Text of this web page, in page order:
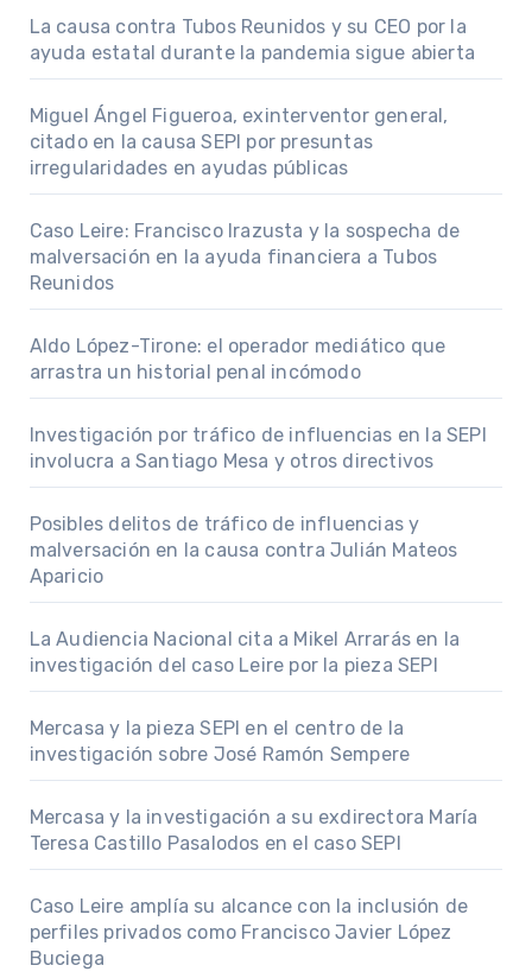
La causa contra Tubos Reunidos y su CEO por la
ayuda estatal durante la pandemia sigue abierta
Miguel Ángel Figueroa, exinterventor general,
citado en la causa SEPI por presuntas
irregularidades en ayudas públicas
Caso Leire: Francisco Irazusta y la sospecha de
malversación en la ayuda financiera a Tubos
Reunidos
Aldo López-Tirone: el operador mediático que
arrastra un historial penal incómodo
Investigación por tráfico de influencias en la SEPI
involucra a Santiago Mesa y otros directivos
Posibles delitos de tráfico de influencias y
malversación en la causa contra Julián Mateos
Aparicio
La Audiencia Nacional cita a Mikel Arrarás en la
investigación del caso Leire por la pieza SEPI
Mercasa y la pieza SEPI en el centro de la
investigación sobre José Ramón Sempere
Mercasa y la investigación a su exdirectora María
Teresa Castillo Pasalodos en el caso SEPI
Caso Leire amplía su alcance con la inclusión de
perfiles privados como Francisco Javier López
Buciega